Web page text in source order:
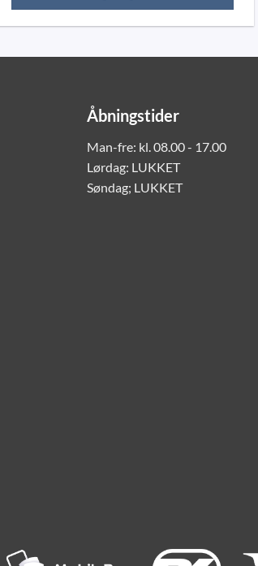
Dette
Mulighederne
på
varesiden
Åbningstider
Man-fre: kl. 08.00 - 17.00
Lørdag: LUKKET
Søndag; LUKKET